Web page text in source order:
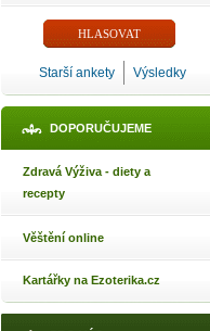
Starší ankety Výsledky
DOPORUČUJEME
Zdravá Výživa - diety a
recepty
Věštění online
Kartářky na Ezoterika.cz